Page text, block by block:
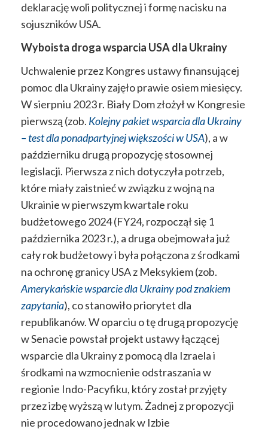
deklaracjęwoli politycznejiformę nacisku na
sojusznikówUSA.
Wyboista droga wsparcia USA dla Ukrainy
Uchwalenie przez Kongres ustawy finansującej
pomoc dla Ukrainy zajęło prawie osiem miesięcy.
W sierpniu 2023 r. Biały Dom złożył w Kongresie
pierwszą (zob. Kolejny pakiet wsparcia dla Ukrainy
– test dla ponadpartyjnej większości w USA), a w
październiku drugą propozycję stosownej
legislacji. Pierwsza z nich dotyczyła potrzeb,
które miały zaistnieć w związku z wojną na
Ukrainie w pierwszym kwartale roku
budżetowego 2024 (FY24, rozpoczął się 1
października 2023 r.), a druga obejmowała już
cały rok budżetowy i była połączona z środkami
na ochronę granicy USA z Meksykiem (zob.
Amerykańskie wsparcie dla Ukrainy pod znakiem
zapytania), co stanowiło priorytet dla
republikanów. W oparciu o tę drugą propozycję
w Senacie powstał projekt ustawy łączącej
wsparcie dla Ukrainy z pomocą dla Izraela i
środkami na wzmocnienie odstraszania w
regionie Indo-Pacyfiku, który został przyjęty
przez izbę wyższą w lutym. Żadnej z propozycji
nie procedowano jednak w Izbie